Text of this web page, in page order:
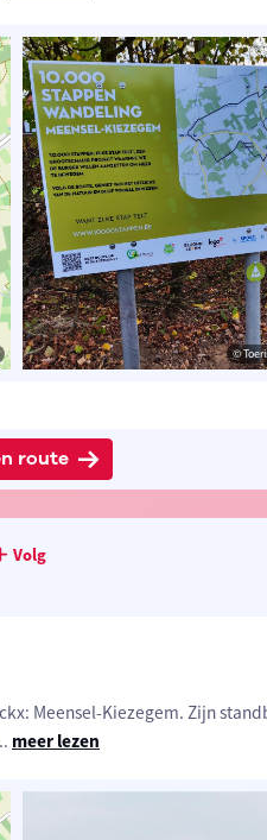
©
route
©
Volg
Meensel-Kiezegem. Zijn
meer lezen